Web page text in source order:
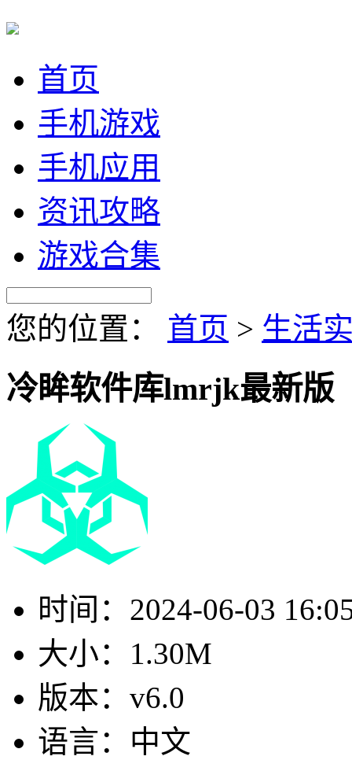
首页
手机游戏
手机应用
资讯攻略
游戏合集
您的位置： 首页 > 生活
冷眸软件库lmrjk最新版
时间： 2024-06-03
大小： 1.30M
版本： v6.0
语言： 中文